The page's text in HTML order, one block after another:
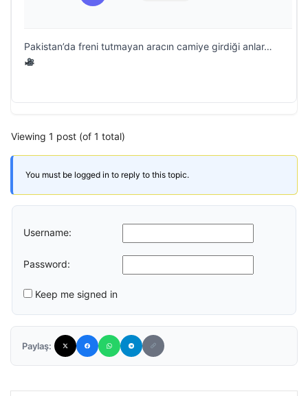
Pakistan’da freni tutmayan aracın camiye girdiği anlar…
Viewing 1 post (of 1 total)
You must be logged in to reply to this topic.
Username:
Password:
Keep me signed in
Paylaş: